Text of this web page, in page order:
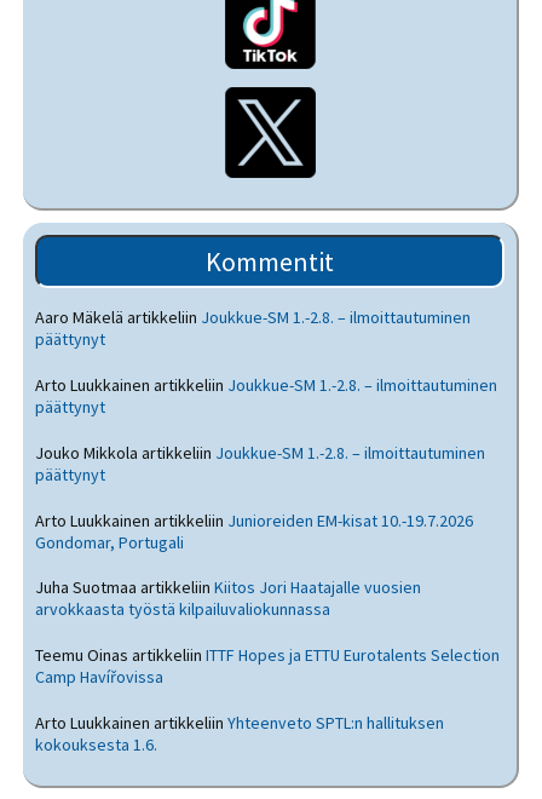
Kommentit
Aaro Mäkelä artikkeliin Joukkue-SM 1.-2.8. – ilmoittautuminen
päättynyt
Arto Luukkainen artikkeliin Joukkue-SM 1.-2.8. – ilmoittautuminen
päättynyt
Jouko Mikkola artikkeliin Joukkue-SM 1.-2.8. – ilmoittautuminen
päättynyt
Arto Luukkainen artikkeliin Junioreiden EM-kisat 10.-19.7.2026
Gondomar, Portugali
Juha Suotmaa artikkeliinKiitos Jori Haatajalle vuosien
arvokkaasta työstä kilpailuvaliokunnassa
Teemu Oinas artikkeliinITTF Hopes ja ETTU Eurotalents Selection
Camp Havířovissa
Arto Luukkainen artikkeliinYhteenveto SPTL:n hallituksen
kokouksesta 1.6.